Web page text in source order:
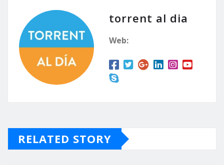
torrent al dia
Web:
RELATED STORY